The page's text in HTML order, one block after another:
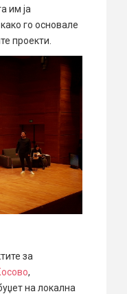
им ја
го основале
проекти.
за
,
на локална